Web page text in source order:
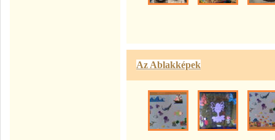
Az Ablakképek